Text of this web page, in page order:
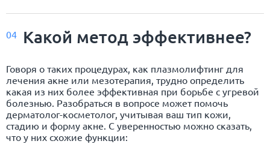
04 Какой метод эффективнее?
Говоря о таких процедурах, как плазмолифтинг для
лечения акне или мезотерапия, трудно определить
какая из них более эффективная при борьбе с угревой
болезнью. Разобраться в вопросе может помочь
дерматолог-косметолог, учитывая ваш тип кожи,
стадию и форму акне. С уверенностью можно сказать,
что у них схожие функции: